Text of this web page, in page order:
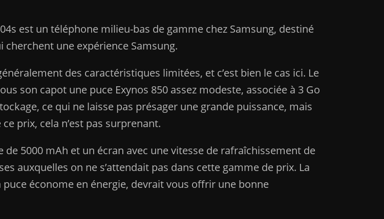
est un téléphone milieu-bas de gamme chez Samsung, destiné
cherchent une expérience Samsung.
des caractéristiques limitées, et c’est bien le cas ici. Le
son capot une puce Exynos 850 assez modeste, associée à 3 Go
ce qui ne laisse pas présager une grande puissance, mais
prix, cela n’est pas surprenant.
de 5000 mAh et un écran avec une vitesse de rafraîchissement de
auxquelles on ne s’attendait pas dans cette gamme de prix. La
puce économe en énergie, devrait vous offrir une bonne